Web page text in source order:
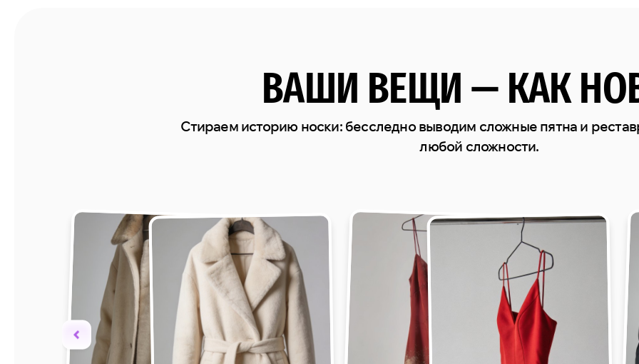
ВАШИ ВЕЩИ — КАК
Стираем историю носки: бесследно выводим сложные пятна и
любой сложности.